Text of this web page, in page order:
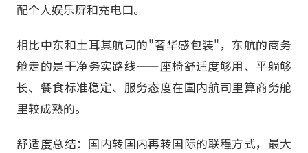
配个人娱乐屏和充电口。
相比中东和土耳其航司的"奢华感包装"，东航的商务
舱走的是干净务实路线——座椅舒适度够用、平躺够
长、餐食标准稳定、服务态度在国内航司里算商务舱
里较成熟的。
舒适度总结：国内转国内再转国际的联程方式，最大